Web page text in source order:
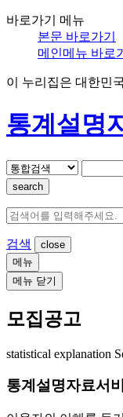
바로가기 메뉴
본문 바로가기
메인메뉴 바로
이 누리집은 대한민
통계설명
search
검색
메뉴
메뉴 닫기
모집공고
statistical explanation
통계설명자료서